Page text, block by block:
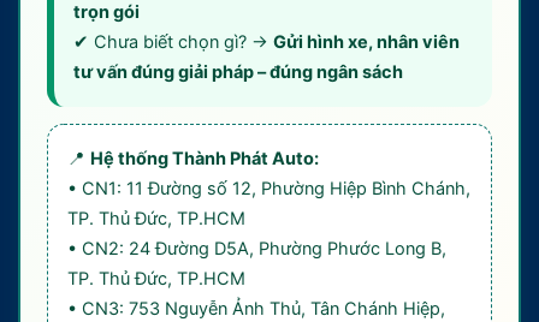
trọn gói
✔ Chưa biết chọn gì? → Gửi hình xe, nhân viên
tư vấn đúng giải pháp – đúng ngân sách
📍 Hệ thống Thành Phát Auto:
• CN1: 11 Đường số 12, Phường Hiệp Bình Chánh,
TP. Thủ Đức, TP.HCM
• CN2: 24 Đường D5A, Phường Phước Long B,
TP. Thủ Đức, TP.HCM
• CN3: 753 Nguyễn Ảnh Thủ, Tân Chánh Hiệp,